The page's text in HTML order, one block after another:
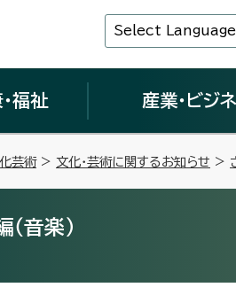
Select Language
福祉 産業・ビジ
芸術> 文化・芸術に関するお知らせ >
音楽）